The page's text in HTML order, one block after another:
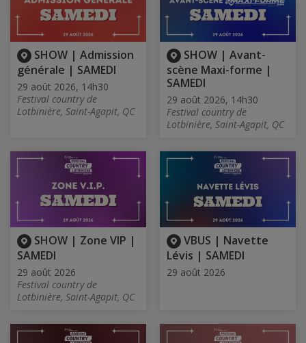
SHOW | Admission
générale | SAMEDI
29 août 2026, 14h30
Festival country de
Lotbinière, Saint-Agapit, QC
SHOW | Avant-
scène Maxi-forme |
SAMEDI
29 août 2026, 14h30
Festival country de
Lotbinière, Saint-Agapit, QC
SHOW | Zone VIP |
SAMEDI
29 août 2026
Festival country de
Lotbinière, Saint-Agapit, QC
VBUS | Navette
Lévis | SAMEDI
29 août 2026